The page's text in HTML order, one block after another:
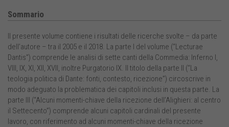
Sommario
Il presente volume contiene i risultati delle ricerche svolte – da parte
dell’autore – tra il 2005 e il 2018. La parte I del volume (“Lecturae
Dantis”) comprende le analisi di sette canti della Commedia: Inferno I,
VIII, IX, XI, XII, XVII, inoltre Purgatorio IX. Il titolo della parte II (“La
teologia politica di Dante: fonti, contesto, ricezione”) circoscrive in
modo adeguato la problematica dei capitoli inclusi in questa parte. La
parte III (“Alcuni momenti-chiave della ricezione dell’Alighieri: al centro
il Settecento”) comprende alcuni capitoli cardinali del presente
lavoro, con riferimento ad alcuni momenti-chiave della ricezione